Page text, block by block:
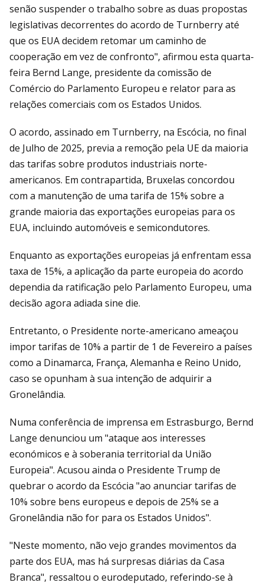
senão suspender o trabalho sobre as duas propostas
legislativas decorrentes do acordo de Turnberry até
que os EUA decidem retomar um caminho de
cooperação em vez de confronto", afirmou esta quarta-
feira Bernd Lange, presidente da comissão de
Comércio do Parlamento Europeu e relator para as
relações comerciais com os Estados Unidos.
O acordo, assinado em Turnberry, na Escócia, no final
de Julho de 2025, previa a remoção pela UE da maioria
das tarifas sobre produtos industriais norte-
americanos. Em contrapartida, Bruxelas concordou
com a manutenção de uma tarifa de 15% sobre a
grande maioria das exportações europeias para os
EUA, incluindo automóveis e semicondutores.
Enquanto as exportações europeias já enfrentam essa
taxa de 15%, a aplicação da parte europeia do acordo
dependia da ratificação pelo Parlamento Europeu, uma
decisão agora adiada sine die.
Entretanto, o Presidente norte-americano ameaçou
impor tarifas de 10% a partir de 1 de Fevereiro a países
como a Dinamarca, França, Alemanha e Reino Unido,
caso se opunham à sua intenção de adquirir a
Gronelândia.
Numa conferência de imprensa em Estrasburgo, Bernd
Lange denunciou um "ataque aos interesses
económicos e à soberania territorial da União
Europeia". Acusou ainda o Presidente Trump de
quebrar o acordo da Escócia "ao anunciar tarifas de
10% sobre bens europeus e depois de 25% se a
Gronelândia não for para os Estados Unidos".
"Neste momento, não vejo grandes movimentos da
parte dos EUA, mas há surpresas diárias da Casa
Branca", ressaltou o eurodeputado, referindo-se à